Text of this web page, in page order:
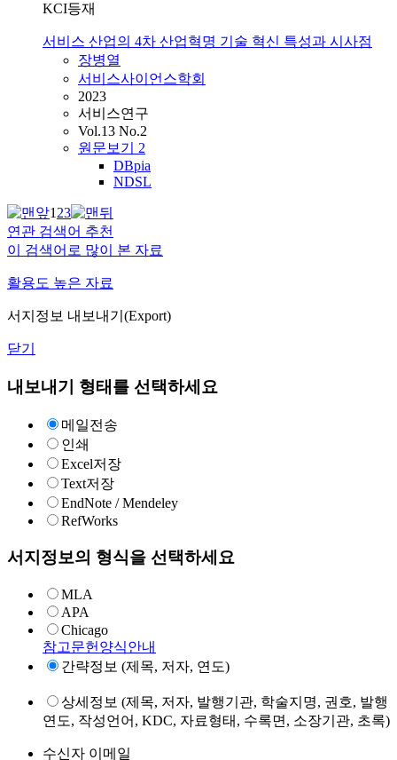
KCI등재
서비스 산업의 4차 산업혁명 기술 혁신 특성과 시사점
장병열
서비스사이언스학회
2023
서비스연구
Vol.13 No.2
원문보기 2
DBpia
NDSL
123
연관 검색어 추천
이 검색어로 많이 본 자료
활용도 높은 자료
서지정보 내보내기(Export)
닫기
내보내기 형태를 선택하세요
메일전송
인쇄
Excel저장
Text저장
EndNote / Mendeley
RefWorks
서지정보의 형식을 선택하세요
MLA
APA
Chicago
참고문헌양식안내
간략정보 (제목, 저자, 연도)
상세정보 (제목, 저자, 발행기관, 학술지명, 권호, 발행
연도, 작성언어, KDC, 자료형태, 수록면, 소장기관, 초록)
수신자 이메일